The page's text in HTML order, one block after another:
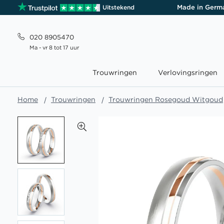
Uitstekend Made in
020 8905470
Ma - vr 8 tot 17 uur
Trouwringen Verlovingsringen
Home Trouwringen Trouwringen Rosegoud Witgoud
naar
het
einde
van
afbeeldingen-
gallerij